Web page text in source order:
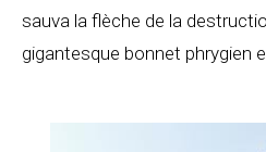
sauva la flèche de la
gigantesque bonnet phrygien